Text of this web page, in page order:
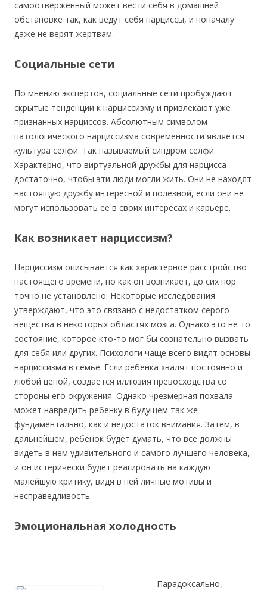
самоотверженный может вести себя в домашней
обстановке так, как ведут себя нарциссы, и поначалу
даже не верят жертвам.
Социальные сети
По мнению экспертов, социальные сети пробуждают
скрытые тенденции к нарциссизму и привлекают уже
признанных нарциссов. Абсолютным символом
патологического нарциссизма современности является
культура селфи. Так называемый синдром селфи.
Характерно, что виртуальной дружбы для нарцисса
достаточно, чтобы эти люди могли жить. Они не находят
настоящую дружбу интересной и полезной, если они не
могут использовать ее в своих интересах и карьере.
Как возникает нарциссизм?
Нарциссизм описывается как характерное расстройство
настоящего времени, но как он возникает, до сих пор
точно не установлено. Некоторые исследования
утверждают, что это связано с недостатком серого
вещества в некоторых областях мозга. Однако это не то
состояние, которое кто-то мог бы сознательно вызвать
для себя или других. Психологи чаще всего видят основы
нарциссизма в семье. Если ребенка хвалят постоянно и
любой ценой, создается иллюзия превосходства со
стороны его окружения. Однако чрезмерная похвала
может навредить ребенку в будущем так же
фундаментально, как и недостаток внимания. Затем, в
дальнейшем, ребенок будет думать, что все должны
видеть в нем удивительного и самого лучшего человека,
и он истерически будет реагировать на каждую
малейшую критику, видя в ней личные мотивы и
несправедливость.
Эмоциональная холодность
Парадоксально,